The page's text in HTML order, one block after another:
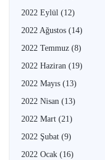
2022 Eylül (12)
2022 Ağustos (14)
2022 Temmuz (8)
2022 Haziran (19)
2022 Mayıs (13)
2022 Nisan (13)
2022 Mart (21)
2022 Şubat (9)
2022 Ocak (16)